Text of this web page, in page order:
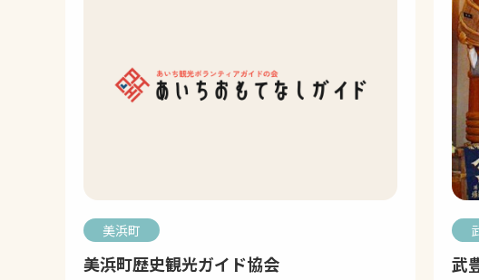
美浜町
美浜町歴史観光ガイド協会 武